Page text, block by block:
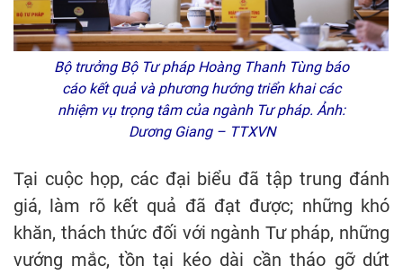
Bộ trưởng Bộ Tư pháp Hoàng Thanh Tùng báo
cáo kết quả và phương hướng triển khai các
nhiệm vụ trọng tâm của ngành Tư pháp. Ảnh:
Dương Giang – TTXVN
Tại cuộc họp, các đại biểu đã tập trung đánh
giá, làm rõ kết quả đã đạt được; những khó
khăn, thách thức đối với ngành Tư pháp, những
vướng mắc, tồn tại kéo dài cần tháo gỡ dứt